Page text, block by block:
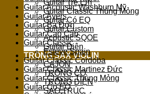
Guitar Trẻ Em
Guitar Classic Thùng Mỏng
Guitar Có EQ
Guitar Custom
Acoustic SQOE
Guitar Điện
TRỐNG SAX VIOLIN
CAJON
TRỐNG CƠ
TRỐNG ĐIỆN
SÁO TRÚC
Guitar Acoustic Washburn Mỹ
Guitar Ayers
Guitar Ba Đờn
Guitar Cao Cấp
Guitar Classic
Esteve Spain
Guitar Classic Cordoba
Guitar Classic Martinez Đức
Guitar Classic Thùng Mỏng
Guitar Có EQ